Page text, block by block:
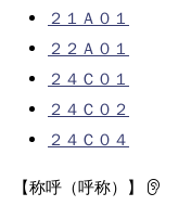
２１Ａ０１
２２Ａ０１
２４Ｃ０１
２４Ｃ０２
２４Ｃ０４
【称呼（呼称）】